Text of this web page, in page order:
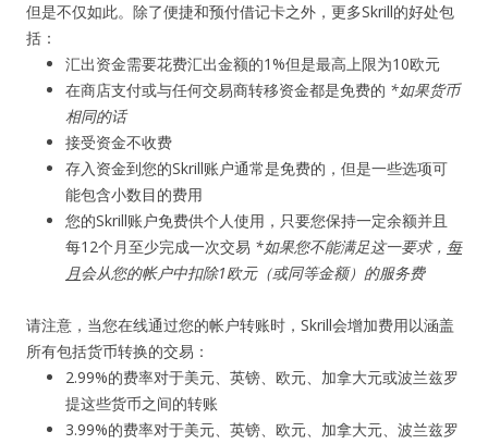
但是不仅如此。除了便捷和预付借记卡之外，更多Skrill的好处包
括：
汇出资金需要花费汇出金额的1%但是最高上限为10欧元
在商店支付或与任何交易商转移资金都是免费的 *如果货币
相同的话
接受资金不收费
存入资金到您的Skrill账户通常是免费的，但是一些选项可
能包含小数目的费用
您的Skrill账户免费供个人使用，只要您保持一定余额并且
每12个月至少完成一次交易 *如果您不能满足这一要求， 每
月会从您的帐户中扣除1欧元（或同等金额）的服务费
请注意，当您在线通过您的帐户转账时，Skrill会增加费用以涵盖
所有包括货币转换的交易：
2.99%的费率对于美元、英镑、欧元、加拿大元或波兰兹罗
提这些货币之间的转账
3.99%的费率对于美元、英镑、欧元、加拿大元、波兰兹罗